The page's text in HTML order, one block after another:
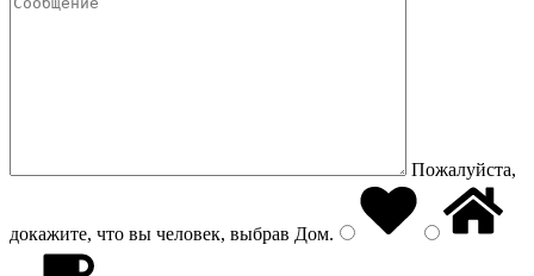
Пожалуйста,
докажите, что вы человек, выбрав Дом.